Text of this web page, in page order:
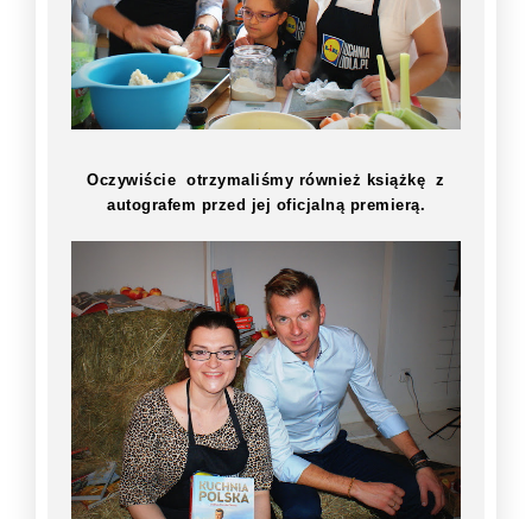
Oczywiście otrzymaliśmy również książkę z
autografem przed jej oficjalną premierą.